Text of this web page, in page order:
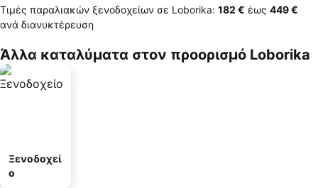
Τιμές παραλιακών ξενοδοχείων σε Loborika: ‎182 € έως ‎449 €
ανά διανυκτέρευση
Άλλα καταλύματα στον προορισμό Loborika
Ξενοδοχεί
ο